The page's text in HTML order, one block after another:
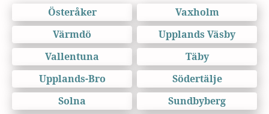
Österåker
Vaxholm
Värmdö
Upplands Väsby
Vallentuna
Täby
Upplands-Bro
Södertälje
Solna
Sundbyberg